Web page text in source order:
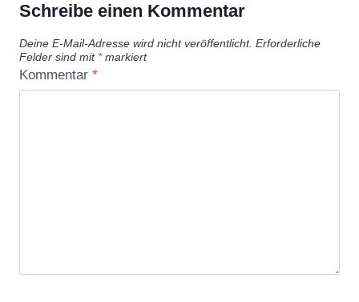
Schreibe einen Kommentar
Deine E-Mail-Adresse wird nicht veröffentlicht. Erforderliche
Felder sind mit *markiert
Kommentar *